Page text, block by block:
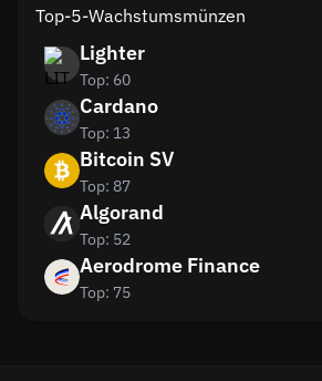
Top-5-Wachstumsmünzen
Lighter
Top: 60
Cardano
Top: 13
Bitcoin SV
Top: 87
Algorand
Top: 52
Aerodrome Finance
Top: 75